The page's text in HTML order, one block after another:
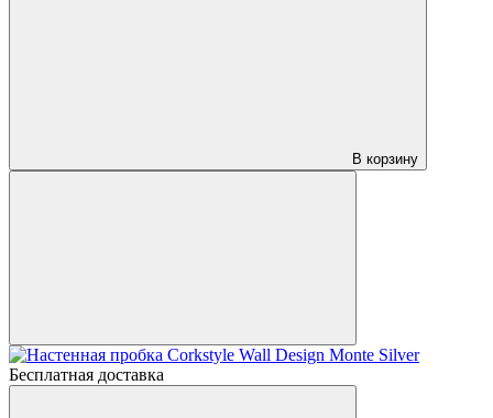
В корзину
Бесплатная доставка